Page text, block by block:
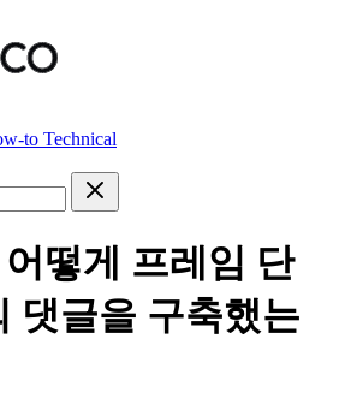
to Technical
떻게 프레임 단
댓글을 구축했는